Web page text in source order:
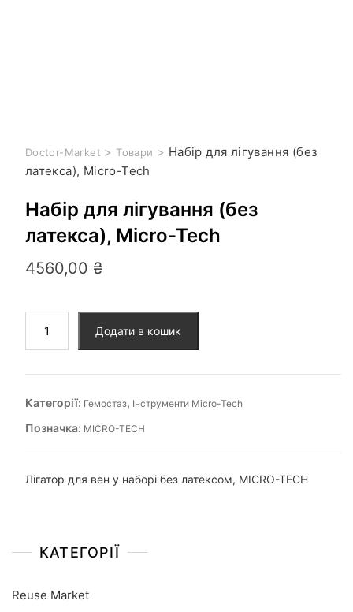
Doctor-Market > Товари > Набір для лігування (без
латекса), Micro-Tech
Набір для лігування (без
латекса), Micro-Tech
4560,00 ₴
Додати в кошик
Категорії: Гемостаз, Інструменти Micro-Tech
Позначка: MICRO-TECH
Лігатор для вен у наборі без латексом, MICRO-TECH
КАТЕГОРІЇ
Reuse Market